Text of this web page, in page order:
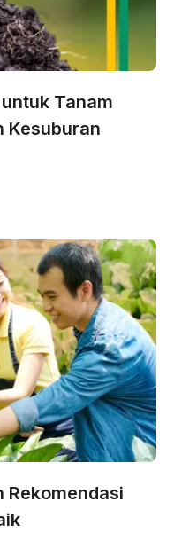
Tanam
Kesuburan
Rekomendasi